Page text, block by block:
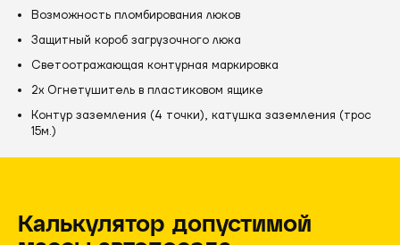
Возможность пломбирования люков
Защитный короб загрузочного люка
Светоотражающая контурная маркировка
2х Огнетушитель в пластиковом ящике
Контур заземления (4 точки), катушка заземления (трос
15м.)
Калькулятор допустимой